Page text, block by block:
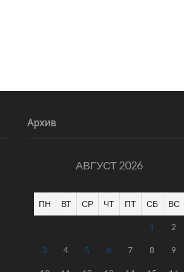
Архив
АВГУСТ 2026
ПН ВТ СР ЧТ ПТ СБ ВС
1 2
3 4 5 6 7 8 9